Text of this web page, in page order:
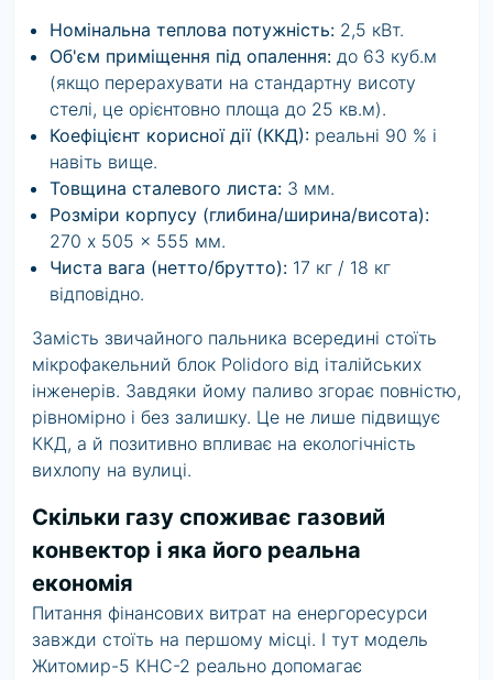
Номінальна теплова потужність: 2,5 кВт.
Об'єм приміщення під опалення: до 63 куб.м
(якщо перерахувати на стандартну висоту
стелі, це орієнтовно площа до 25 кв.м).
Коефіцієнт корисної дії (ККД): реальні 90 % і
навіть вище.
Товщина сталевого листа: 3 мм.
Розміри корпусу (глибина/ширина/висота):
270 x 505 x 555 мм.
Чиста вага (нетто/брутто): 17 кг / 18 кг
відповідно.
Замість звичайного пальника всередині стоїть
мікрофакельний блок Polidoro від італійських
інженерів. Завдяки йому паливо згорає повністю,
рівномірно і без залишку. Це не лише підвищує
ККД, а й позитивно впливає на екологічність
вихлопу на вулиці.
Скільки газу споживає газовий
конвектор і яка його реальна
економія
Питання фінансових витрат на енергоресурси
завжди стоїть на першому місці. І тут модель
Житомир-5 КНС-2 реально допомагає